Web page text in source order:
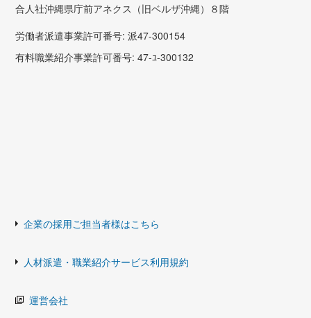
合人社沖縄県庁前アネクス（旧ベルザ沖縄）８階
労働者派遣事業許可番号: 派47-300154
有料職業紹介事業許可番号: 47-ﾕ-300132
企業の採用ご担当者様はこちら
人材派遣・職業紹介サービス利用規約
運営会社